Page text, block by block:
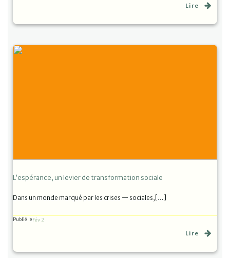
Lire
L’espérance, un levier de transformation sociale
Dans un monde marqué par les crises — sociales,[…]
Publié leFév 2
Lire